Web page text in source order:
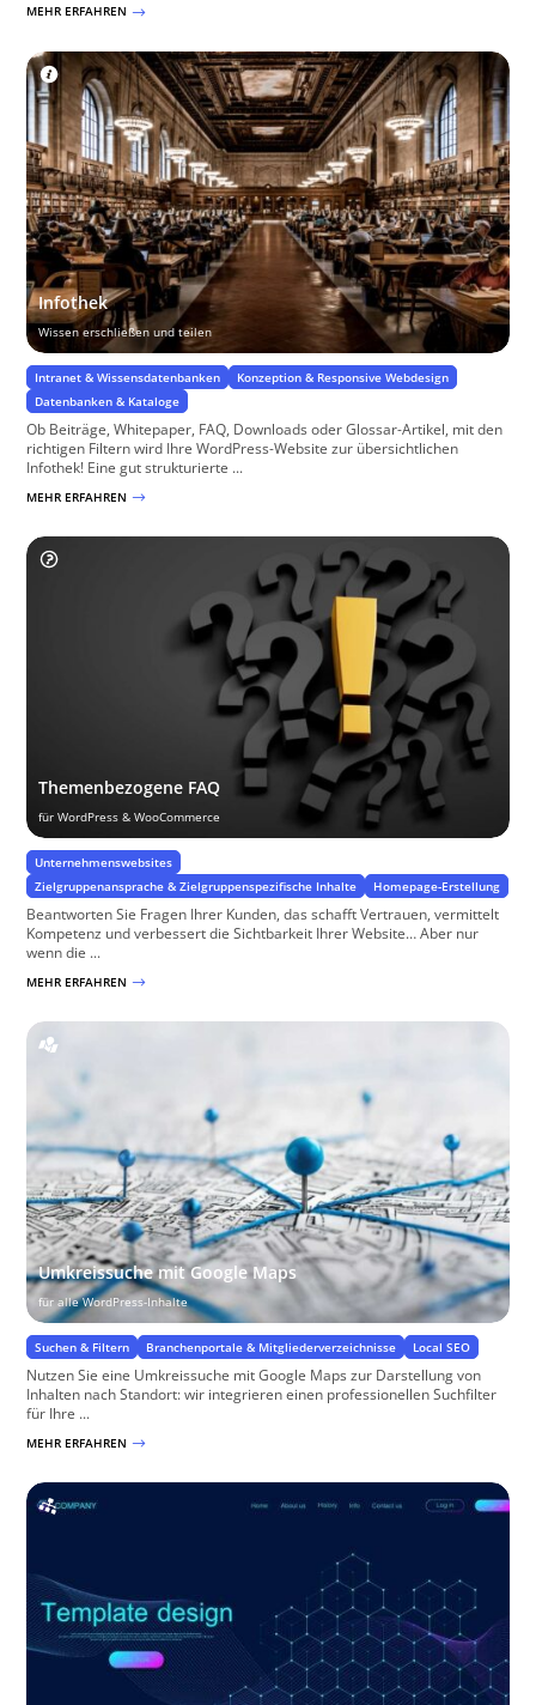
MEHR ERFAHREN $
Infothek
Wissen erschließen und teilen
Intranet & Wissensdatenbanken
Konzeption & Responsive Webdesign
Datenbanken & Kataloge
Ob Beiträge, Whitepaper, FAQ, Downloads oder Glossar-Artikel, mit den
richtigen Filtern wird Ihre WordPress-Website zur übersichtlichen
Infothek! Eine gut strukturierte ...
MEHR ERFAHREN $
Themenbezogene FAQ
für WordPress & WooCommerce
Unternehmenswebsites
Zielgruppenansprache & Zielgruppenspezifische Inhalte
Homepage-Erstellung
Beantworten Sie Fragen Ihrer Kunden, das schafft Vertrauen, vermittelt
Kompetenz und verbessert die Sichtbarkeit Ihrer Website… Aber nur
wenn die ...
MEHR ERFAHREN $
Umkreissuche mit Google Maps
für alle WordPress-Inhalte
Suchen & Filtern Branchenportale & Mitgliederverzeichnisse Local SEO
Nutzen Sie eine Umkreissuche mit Google Maps zur Darstellung von
Inhalten nach Standort: wir integrieren einen professionellen Suchfilter
für Ihre ...
MEHR ERFAHREN $